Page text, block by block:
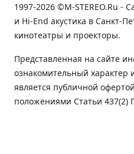
1997-2026 ©M-STEREO.Ru -
и Hi-End акустика в Санкт-
кинотеатры и проекторы.
Представленная на сайте
ознакомительный характер
является публичной
положениями Статьи 437(2)